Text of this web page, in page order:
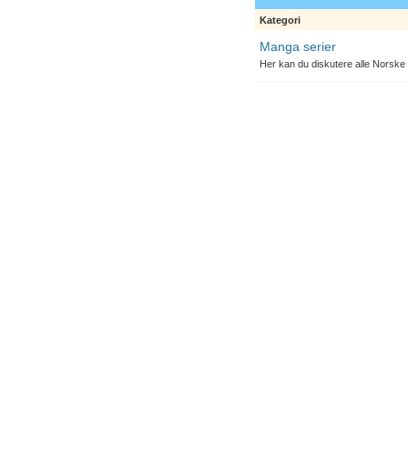
Kategori
Manga serier
Her kan du diskutere alle Norske